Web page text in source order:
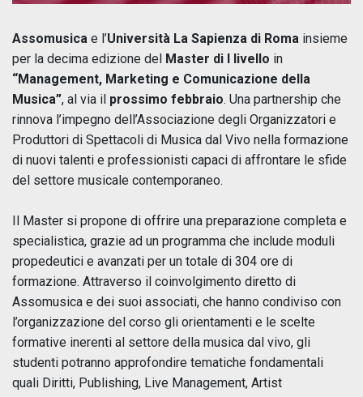
Assomusica e l’Università La Sapienza di Roma insieme
per la decima edizione del Master di I livello in
“Management, Marketing e Comunicazione della
Musica”, al via il prossimo febbraio. Una partnership che
rinnova l’impegno dell’Associazione degli Organizzatori e
Produttori di Spettacoli di Musica dal Vivo nella formazione
di nuovi talenti e professionisti capaci di affrontare le sfide
del settore musicale contemporaneo.
Il Master si propone di offrire una preparazione completa e
specialistica, grazie ad un programma che include moduli
propedeutici e avanzati per un totale di 304 ore di
formazione. Attraverso il coinvolgimento diretto di
Assomusica e dei suoi associati, che hanno condiviso con
l’organizzazione del corso gli orientamenti e le scelte
formative inerenti al settore della musica dal vivo, gli
studenti potranno approfondire tematiche fondamentali
quali Diritti, Publishing, Live Management, Artist